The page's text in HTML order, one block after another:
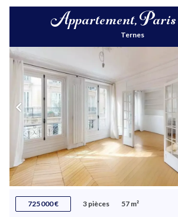
Appartement, Paris
Ternes
725 000 € 3 pièces 57 m²